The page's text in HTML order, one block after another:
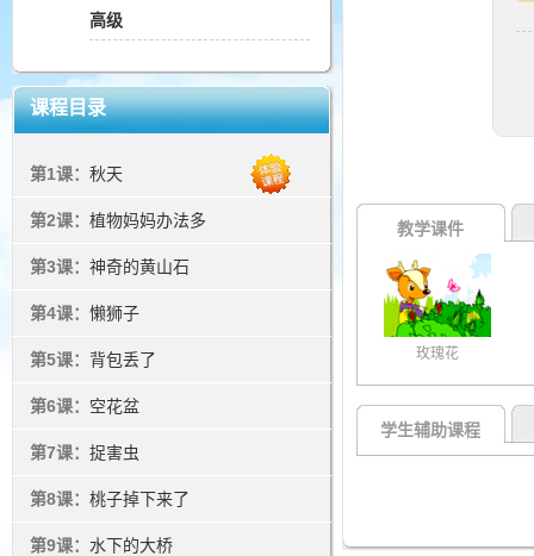
高级
课程目录
第1课： 秋天
第2课： 植物妈妈办法多
第3课： 神奇的黄山石
第4课： 懒狮子
第5课： 背包丢了
第6课： 空花盆
第7课： 捉害虫
第8课： 桃子掉下来了
第9课： 水下的大桥
教学课件
玫瑰花
学生辅助课程